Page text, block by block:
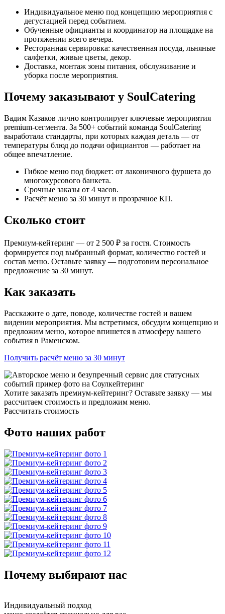
Индивидуальное меню под концепцию мероприятия с
дегустацией перед событием.
Обученные официанты и координатор на площадке на
протяжении всего вечера.
Ресторанная сервировка: качественная посуда, льняные
салфетки, живые цветы, декор.
Доставка, монтаж зоны питания, обслуживание и
уборка после мероприятия.
Почему заказывают у SoulCatering
Вадим Казаков лично контролирует ключевые мероприятия
premium-сегмента. За 500+ событий команда SoulCatering
выработала стандарты, при которых каждая деталь — от
температуры блюд до подачи официантов — работает на
общее впечатление.
Гибкое меню под бюджет: от лаконичного фуршета до
многокурсового банкета.
Срочные заказы от 4 часов.
Расчёт меню за 30 минут и прозрачное КП.
Сколько стоит
Премиум-кейтеринг — от 2 500 ₽ за гостя. Стоимость
формируется под выбранный формат, количество гостей и
состав меню. Оставьте заявку — подготовим персональное
предложение за 30 минут.
Как заказать
Расскажите о дате, поводе, количестве гостей и вашем
видении мероприятия. Мы встретимся, обсудим концепцию и
предложим меню, которое впишется в атмосферу вашего
события в Раменском.
Получить расчёт меню за 30 минут
Хотите заказать премиум-кейтеринг? Оставьте заявку — мы
рассчитаем стоимость и предложим меню.
Рассчитать стоимость
Фото наших работ
Почему выбирают нас
Индивидуальный подход